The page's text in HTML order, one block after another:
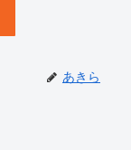
あきら